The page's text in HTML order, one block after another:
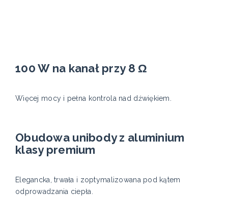
100 W na kanał przy 8 Ω
Więcej mocy i pełna kontrola nad dźwiękiem.
Obudowa unibody z aluminium
klasy premium
Elegancka, trwała i zoptymalizowana pod kątem
odprowadzania ciepła.